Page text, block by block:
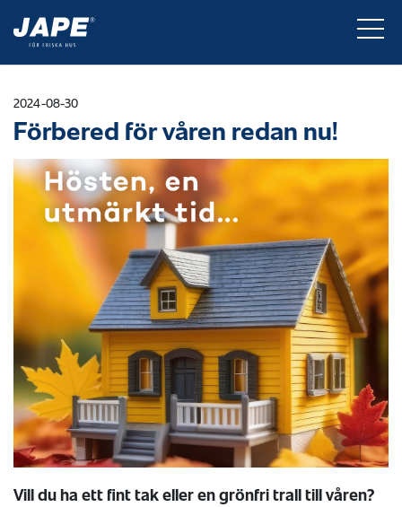
2024-08-30
Förbered för våren redan nu!
Vill du ha ett fint tak eller en grönfri trall till våren?